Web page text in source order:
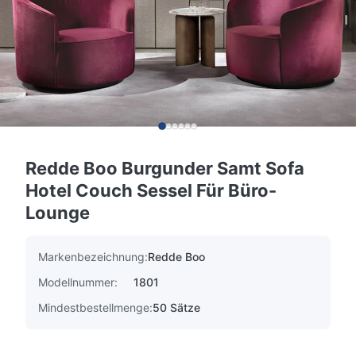
Redde Boo Burgunder Samt Sofa
Hotel Couch Sessel Für Büro-
Lounge
Markenbezeichnung:Redde Boo
Modellnummer:
1801
Mindestbestellmenge:50 Sätze